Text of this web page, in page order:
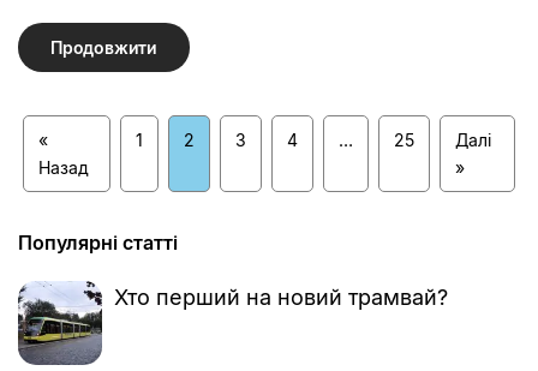
Продовжити
«
Назад
1 2 3 4 … 25
Далі
»
Популярні статті
Хто перший на новий трамвай?